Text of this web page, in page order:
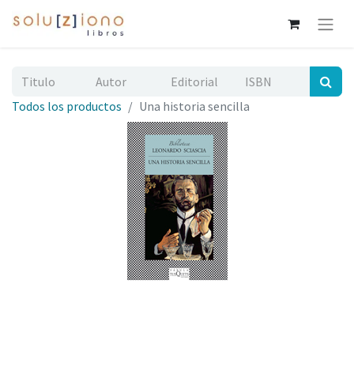
Todos los productos Una historia sencilla